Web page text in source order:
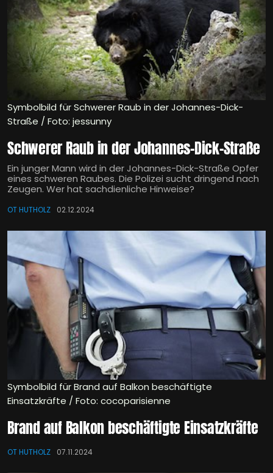
Symbolbild für Schwerer Raub in der Johannes-Dick-
Straße / Foto: jessunny
Schwerer Raub in der Johannes-Dick-Straße
Ein junger Mann wird in der Johannes-Dick-Straße Opfer
eines schweren Raubes. Die Polizei sucht dringend nach
Zeugen. Wer hat sachdienliche Hinweise?
OT HUTHOLZ 02.12.2024
Symbolbild für Brand auf Balkon beschäftigte
Einsatzkräfte / Foto: cocoparisienne
Brand auf Balkon beschäftigte Einsatzkräfte
OT HUTHOLZ 07.11.2024